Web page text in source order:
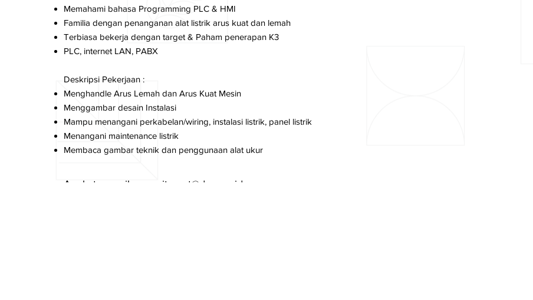
Memahami bahasa Programming PLC & HMI
Familia dengan penanganan alat listrik arus kuat dan lemah
Terbiasa bekerja dengan target & Paham penerapan K3
PLC, internet LAN, PABX
Deskripsi Pekerjaan :
Menghandle Arus Lemah dan Arus Kuat Mesin
Menggambar desain Instalasi
Mampu menangani perkabelan/wiring, instalasi listrik, panel listrik
Menangani maintenance listrik
Membaca gambar teknik dan penggunaan alat ukur
Apply to email:
recruitment@dgw.co.id